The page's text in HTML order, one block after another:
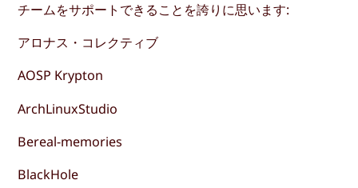
チームをサポートできることを誇りに思います:
アロナス・コレクティブ
AOSP Krypton
ArchLinuxStudio
Bereal-memories
BlackHole